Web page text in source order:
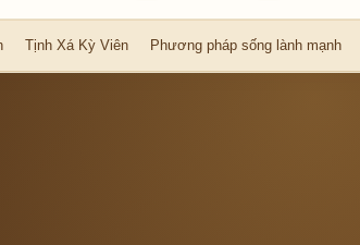
Tịnh Xá Kỳ Viên Phương pháp sống lành mạnh